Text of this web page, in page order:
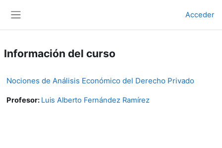
Acceder
Información del curso
Nociones de Análisis Económico del Derecho Privado
Profesor: Luis Alberto Fernández Ramírez